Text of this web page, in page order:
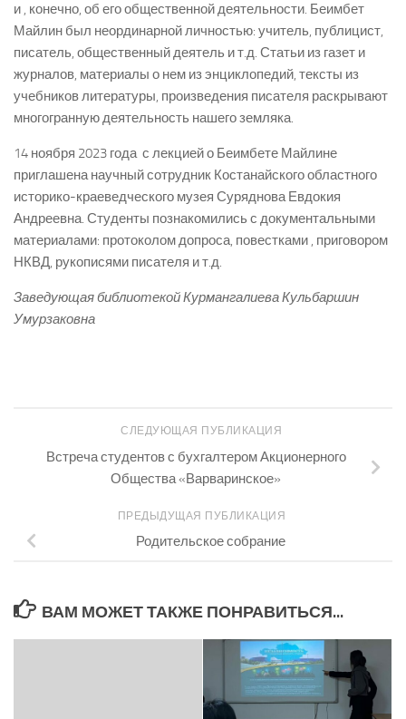
и , конечно, об его общественной деятельности. Беимбет
Майлин был неординарной личностью: учитель, публицист,
писатель, общественный деятель и т.д. Статьи из газет и
журналов, материалы о нем из энциклопедий, тексты из
учебников литературы, произведения писателя раскрывают
многогранную деятельность нашего земляка.
14 ноября 2023 года с лекцией о Беимбете Майлине
приглашена научный сотрудник Костанайского областного
историко-краеведческого музея Суряднова Евдокия
Андреевна. Студенты познакомились с документальными
материалами: протоколом допроса, повестками , приговором
НКВД, рукописями писателя и т.д.
Заведующая библиотекой Курмангалиева Кульбаршин
Умурзаковна
СЛЕДУЮЩАЯ ПУБЛИКАЦИЯ
Встреча студентов с бухгалтером Акционерного
Общества «Варваринское»
ПРЕДЫДУЩАЯ ПУБЛИКАЦИЯ
Родительское собрание
ВАМ МОЖЕТ ТАКЖЕ ПОНРАВИТЬСЯ...